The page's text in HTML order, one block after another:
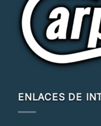
ENLACES DE